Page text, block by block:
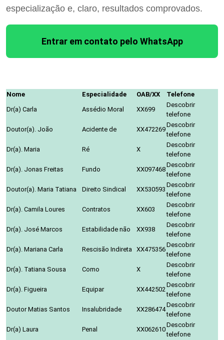
especialização e, claro, resultados comprovados.
Entrar em contato pelo WhatsApp
Nome Especialidade OAB/XX
Telefone
Dr(a) Carla
Assédio Moral XX699
Descobrir
telefone
Doutor(a). João
Acidente de XX472269
Descobrir
telefone
Dr(a). Maria
Ré X
Descobrir
telefone
Dr(a). Jonas Freitas
Fundo XX097468
Descobrir
telefone
Doutor(a). Maria Tatiana
Direito Sindical XX530593
Descobrir
telefone
Dr(a). Camila Loures
Contratos XX603
Descobrir
telefone
Dr(a). José Marcos
Estabilidade não XX938
Descobrir
telefone
Dr(a). Mariana Carla
Rescisão Indireta XX475356
Descobrir
telefone
Dr(a). Tatiana Sousa
Como X
Descobrir
telefone
Dr(a). Figueira
Equipar XX442502
Descobrir
telefone
Doutor Matias Santos
Insalubridade XX286474
Descobrir
telefone
Dr(a) Laura
Penal XX062610
Descobrir
telefone